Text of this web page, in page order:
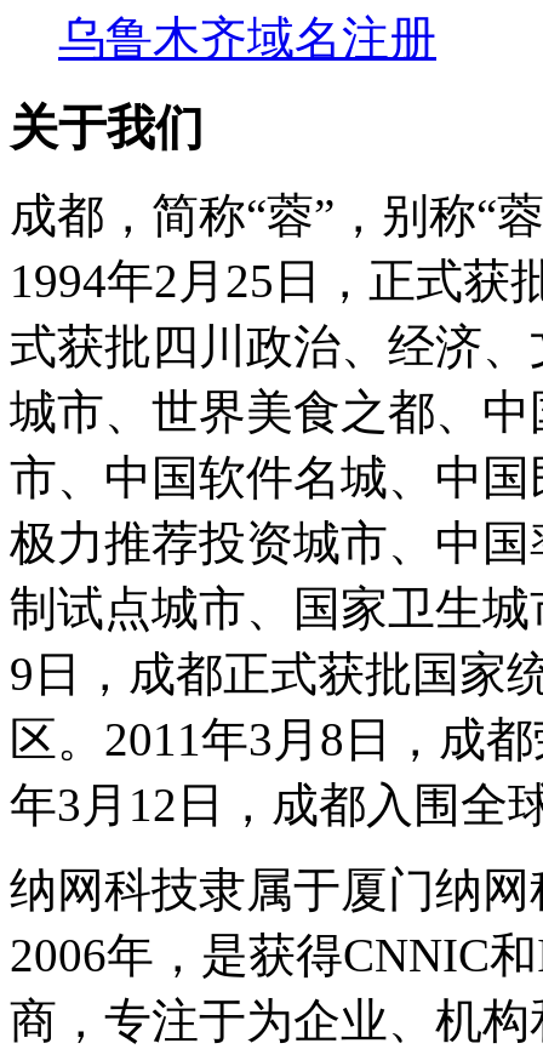
乌鲁木齐域名注册
关于我们
成都，简称“蓉”，别称“
1994年2月25日，正式获
式获批四川政治、经济
城市、世界美食之都、
市、中国软件名城、中
极力推荐投资城市、中
制试点城市、国家卫生
9日，成都正式获批国家
区。2011年3月8日，成
年3月12日，成都入围全
纳网科技隶属于厦门纳
2006年，是获得CNNIC
商，专注于为企业、机